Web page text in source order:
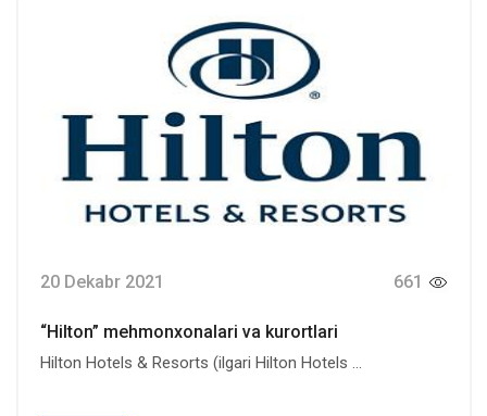
20 Dekabr 2021 661
“Hilton” mehmonxonalari va kurortlari
Hilton Hotels & Resorts (ilgari Hilton Hotels ...